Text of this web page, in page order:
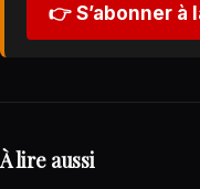
👉 S’abonner à
À lire aussi